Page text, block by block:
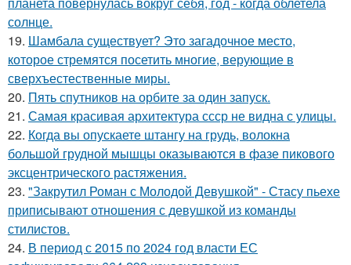
солнце.
19. Шамбала существует? Это загадочное место,
которое стремятся посетить многие, верующие в
сверхъестественные миры.
20. Пять спутников на орбите за один запуск.
21. Самая красивая архитектура ссср не видна с улицы.
22. Когда вы опускаете штангу на грудь, волокна
большой грудной мышцы оказываются в фазе пикового
эксцентрического растяжения.
23. "Закрутил Роман с Молодой Девушкой" - Стасу пьехе
приписывают отношения с девушкой из команды
стилистов.
24. В период с 2015 по 2024 год власти ЕС